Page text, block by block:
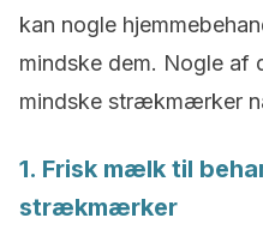
kan nogle
mindske dem. Nogle af
mindske strækmærker
1. Frisk mælk til
strækmærker